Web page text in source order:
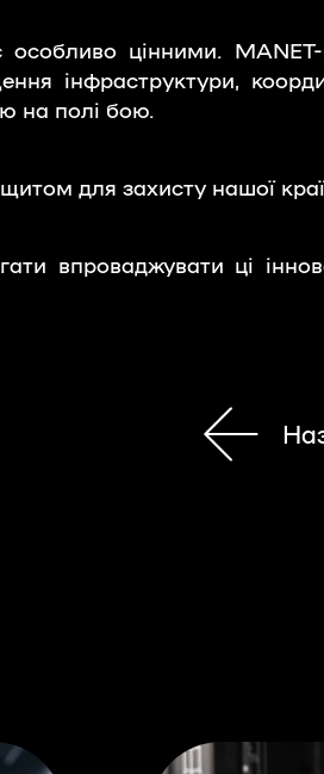
особливо цінними.
інфраструктури,
на полі бою.
для захисту нашої
впроваджувати ці